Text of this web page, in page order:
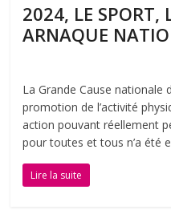
2024, LE SPORT,
ARNAQUE
La Grande Cause nationale
promotion de l’activité
action pouvant réellement
pour toutes et tous n’a été
Lire la suite